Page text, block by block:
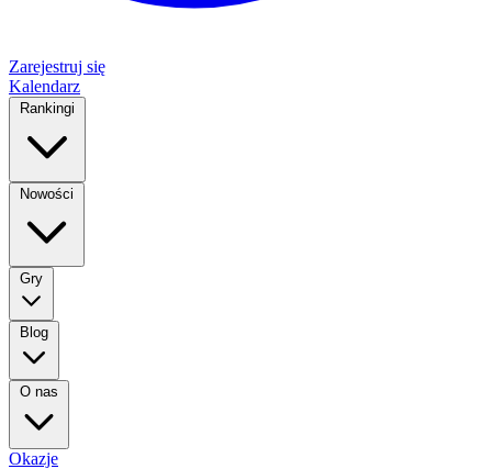
Zarejestruj się
Kalendarz
Rankingi
Nowości
Gry
Blog
O nas
Okazje